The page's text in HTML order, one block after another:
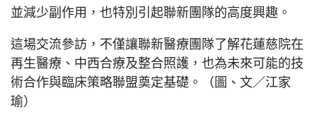
並減少副作用，也特別引起聯新團隊的高度興趣。
這場交流參訪，不僅讓聯新醫療團隊了解花蓮慈院在
再生醫療、中西合療及整合照護，也為未來可能的技
術合作與臨床策略聯盟奠定基礎。（圖、文／江家
瑜）